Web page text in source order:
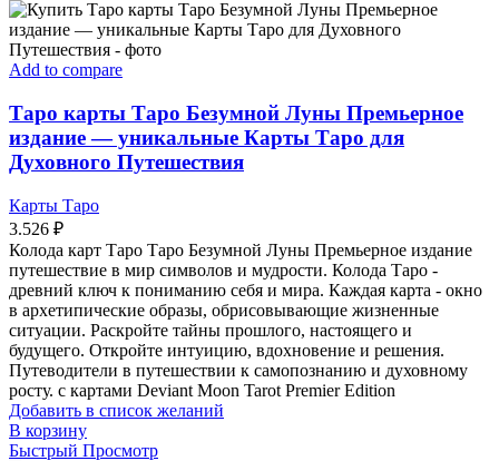
Add to compare
Таро карты Таро Безумной Луны Премьерное
издание — уникальные Карты Таро для
Духовного Путешествия
Карты Таро
3.526 ₽
Колода карт Таро Таро Безумной Луны Премьерное издание
путешествие в мир символов и мудрости. Колода Таро -
древний ключ к пониманию себя и мира. Каждая карта - окно
в архетипические образы, обрисовывающие жизненные
ситуации. Раскройте тайны прошлого, настоящего и
будущего. Откройте интуицию, вдохновение и решения.
Путеводители в путешествии к самопознанию и духовному
росту. с картами Deviant Moon Tarot Premier Edition
Добавить в список желаний
В корзину
Быстрый Просмотр